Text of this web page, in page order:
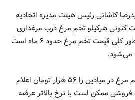
کاشانی رئیس هیئت مدیره اتحادیه
کنونی هرکیلو تخم مرغ درب مرغداری
۴۸ هزار تومان است و به طور کلی قیمت تخم مرغ حدود ۶ ماه است
وی نرخ مصوب هر کیلو تخم مرغ در میادین را ۵۶ هزار تومان اعلام
ممکن است با نرخ بالاتر عرضه